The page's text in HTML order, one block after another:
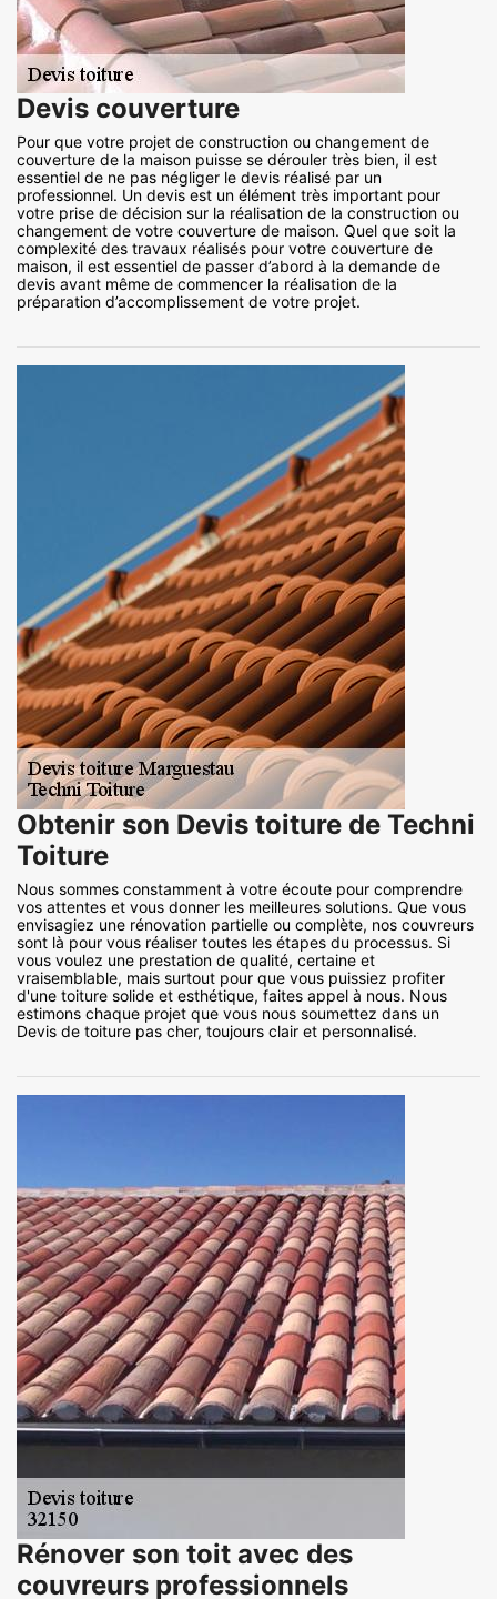
Devis couverture
Pour que votre projet de construction ou changement de
couverture de la maison puisse se dérouler très bien, il est
essentiel de ne pas négliger le devis réalisé par un
professionnel. Un devis est un élément très important pour
votre prise de décision sur la réalisation de la construction ou
changement de votre couverture de maison. Quel que soit la
complexité des travaux réalisés pour votre couverture de
maison, il est essentiel de passer d’abord à la demande de
devis avant même de commencer la réalisation de la
préparation d’accomplissement de votre projet.
Obtenir son Devis toiture de Techni
Toiture
Nous sommes constamment à votre écoute pour comprendre
vos attentes et vous donner les meilleures solutions. Que vous
envisagiez une rénovation partielle ou complète, nos couvreurs
sont là pour vous réaliser toutes les étapes du processus. Si
vous voulez une prestation de qualité, certaine et
vraisemblable, mais surtout pour que vous puissiez profiter
d'une toiture solide et esthétique, faites appel à nous. Nous
estimons chaque projet que vous nous soumettez dans un
Devis de toiture pas cher, toujours clair et personnalisé.
Rénover son toit avec des
couvreurs professionnels